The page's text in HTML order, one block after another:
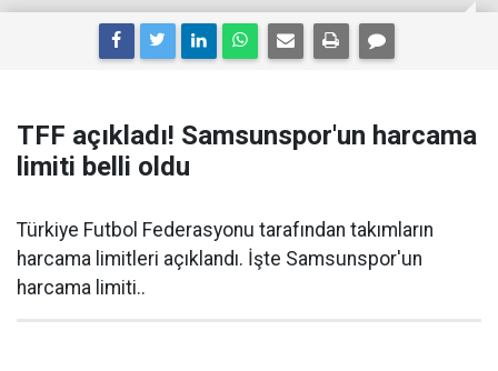
TFF açıkladı! Samsunspor'un harcama
limiti belli oldu
Türkiye Futbol Federasyonu tarafından takımların
harcama limitleri açıklandı. İşte Samsunspor'un
harcama limiti..